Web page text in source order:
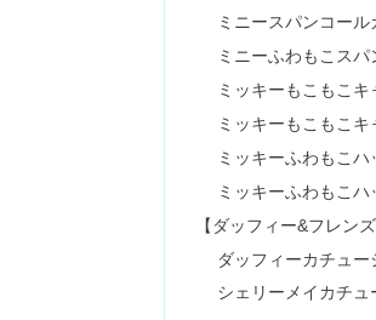
ミニースパンコー
ミニーふわもこス
ミッキーもこもこ
ミッキーもこもこ
ミッキーふわもこ
ミッキーふわもこ
【ダッフィー&フレン
ダッフィーカチュー
シェリーメイカチュ